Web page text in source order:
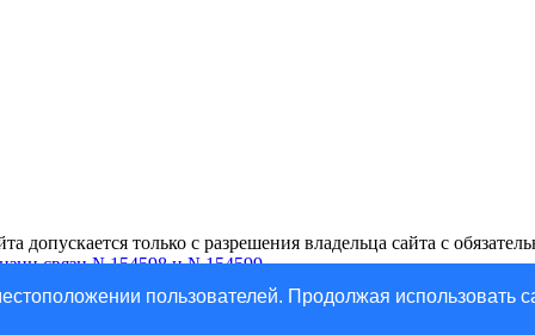
пользователей. Продолжая использовать
только с разрешения владельца сайта с
связи №154598 и №154599